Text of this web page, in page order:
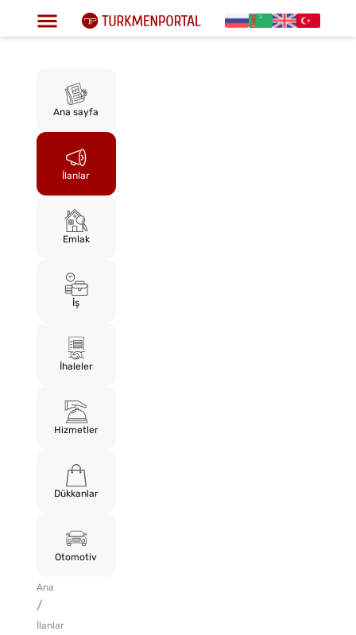
Ana sayfa
İlanlar
Emlak
İş
İhaleler
Hizmetler
Dükkanlar
Otomotiv
Ana
/
İlanlar